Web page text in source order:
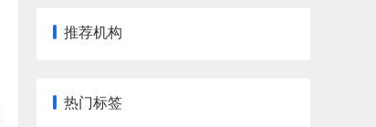
推荐机构
热门标签